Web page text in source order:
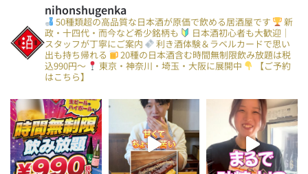
nihonshugenka
50種類超の高品質な日本酒が原価で飲める居酒屋です
新
政・十四代・而今など希少銘柄も
日本酒初心者も大歓迎｜
スタッフが丁寧にご案内
利き酒体験＆ラベルカードで思い
出も持ち帰れる
20種の日本酒含む時間無制限飲み放題は税
込990円〜
東京・神奈川・埼玉・大阪に展開中
【ご予約
はこちら】